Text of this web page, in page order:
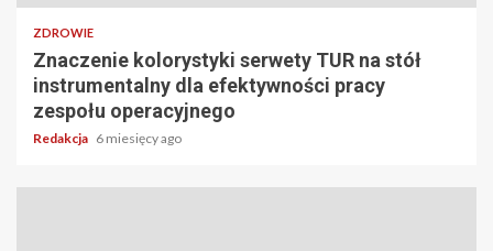
ZDROWIE
Znaczenie kolorystyki serwety TUR na stół
instrumentalny dla efektywności pracy
zespołu operacyjnego
Redakcja 6 miesięcy ago